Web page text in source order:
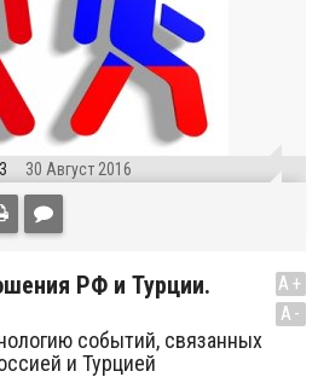
30 Август 2016
РФ и Турции.
событий, связанных
и Турцией
A+
A-